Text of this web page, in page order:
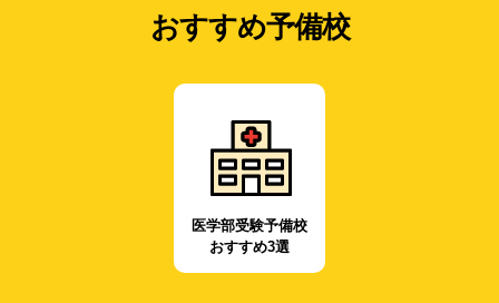
おすすめ予備校
医学部受験予備校
おすすめ3選